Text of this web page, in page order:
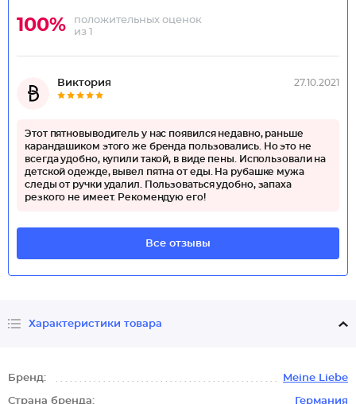
100%
положительных оценок
из 1
Виктория 27.10.2021
Этот пятновыводитель у нас появился недавно, раньше
карандашиком этого же бренда пользовались. Но это не
всегда удобно, купили такой, в виде пены. Использовали на
детской одежде, вывел пятна от еды. На рубашке мужа
следы от ручки удалил. Пользоваться удобно, запаха
резкого не имеет. Рекомендую его!
Все отзывы
Характеристики товара
Бренд: Meine Liebe
Страна бренда: Германия